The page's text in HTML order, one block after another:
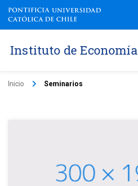
Instituto de Economía
Inicio keyboard_arrow_right Seminarios